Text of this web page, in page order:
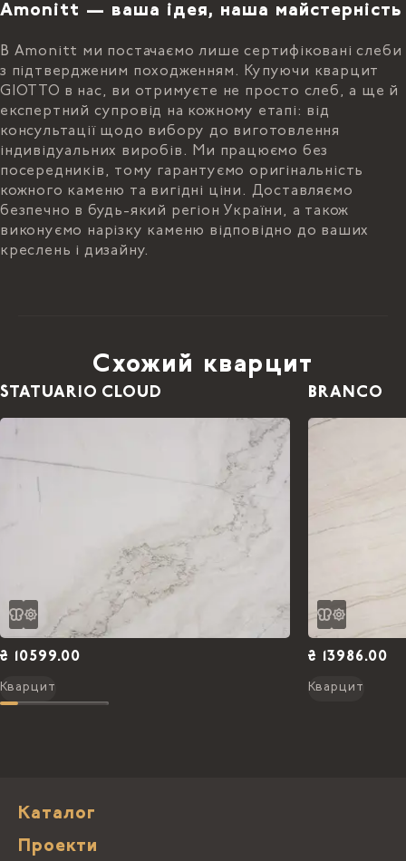
Amonitt — ваша ідея, наша майстерність
В Amonitt ми постачаємо лише сертифіковані слеби
з підтвердженим походженням. Купуючи кварцит
GIOTTO в нас, ви отримуєте не просто слеб, а ще й
експертний супровід на кожному етапі: від
консультації щодо вибору до виготовлення
індивідуальних виробів. Ми працюємо без
посередників, тому гарантуємо оригінальність
кожного каменю та вигідні ціни. Доставляємо
безпечно в будь-який регіон України, а також
виконуємо нарізку каменю відповідно до ваших
креслень і дизайну.
Схожий кварцит
STATUARIO CLOUD
₴ 10599.00
Кварцит
BRANCO
₴ 13986.00
Кварцит
Каталог
Проекти